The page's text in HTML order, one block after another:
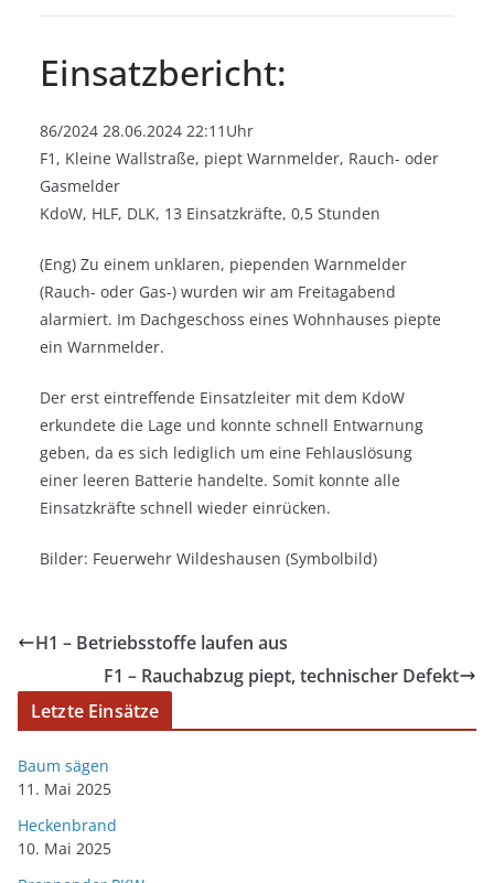
Einsatzbericht:
86/2024 28.06.2024 22:11Uhr
F1, Kleine Wallstraße, piept Warnmelder, Rauch- oder
Gasmelder
KdoW, HLF, DLK, 13 Einsatzkräfte, 0,5 Stunden
(Eng) Zu einem unklaren, piependen Warnmelder
(Rauch- oder Gas-) wurden wir am Freitagabend
alarmiert. Im Dachgeschoss eines Wohnhauses piepte
ein Warnmelder.
Der erst eintreffende Einsatzleiter mit dem KdoW
erkundete die Lage und konnte schnell Entwarnung
geben, da es sich lediglich um eine Fehlauslösung
einer leeren Batterie handelte. Somit konnte alle
Einsatzkräfte schnell wieder einrücken.
Bilder: Feuerwehr Wildeshausen (Symbolbild)
H1 – Betriebsstoffe laufen aus
F1 – Rauchabzug piept, technischer Defekt
Letzte Einsätze
Baum sägen
11. Mai 2025
Heckenbrand
10. Mai 2025